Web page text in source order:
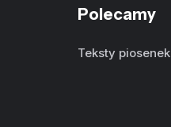
Polecamy
Teksty piosenek